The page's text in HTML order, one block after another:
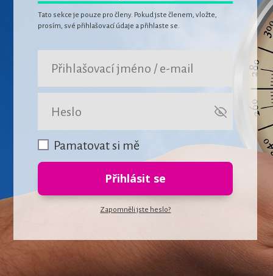
Tato sekce je pouze pro členy. Pokud jste členem, vložte,
prosím, své přihlašovací údaje a přihlaste se.
Pamatovat si mě
Přihlásit se
Zapomněli jste heslo?